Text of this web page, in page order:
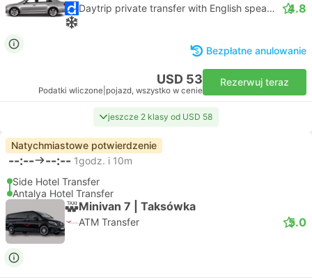
Daytrip private transfer with English speaking driver 4.8
Bezpłatne anulowanie
USD 53
Podatki wliczone pojazd, wszystko w cenie
Rezerwuj teraz
jeszcze 2 klasy od USD 58
Natychmiastowe potwierdzenie
--:-- --:-- 1godz. i 10m
Side Hotel Transfer
Antalya Hotel Transfer
Minivan 7 | Taksówka
ATM Transfer 5.0